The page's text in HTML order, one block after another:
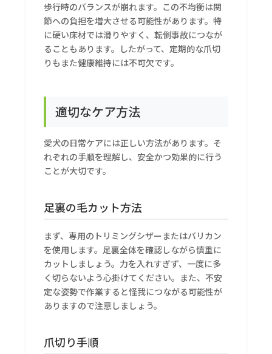
歩行時のバランスが崩れます。この不均衡は関
節への負担を増大させる可能性があります。特
に硬い床材では滑りやすく、転倒事故につなが
ることもあります。したがって、定期的な爪切
りもまた健康維持には不可欠です。
適切なケア方法
愛犬の日常ケアには正しい方法があります。そ
れぞれの手順を理解し、安全かつ効果的に行う
ことが大切です。
足裏の毛カット方法
まず、専用のトリミングシザーまたはバリカン
を使用します。足裏全体を確認しながら慎重に
カットしましょう。力を入れすぎず、一度に多
く切らないよう心掛けてください。また、不安
定な姿勢で作業すると怪我につながる可能性が
ありますので注意しましょう。
爪切り手順